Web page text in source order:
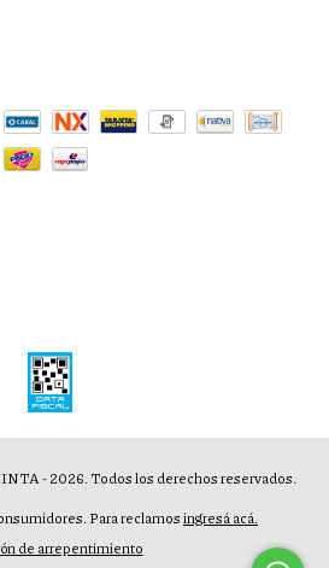
- 2026. Todos los derechos reservados.
Para reclamosingresá acá.
de arrepentimiento